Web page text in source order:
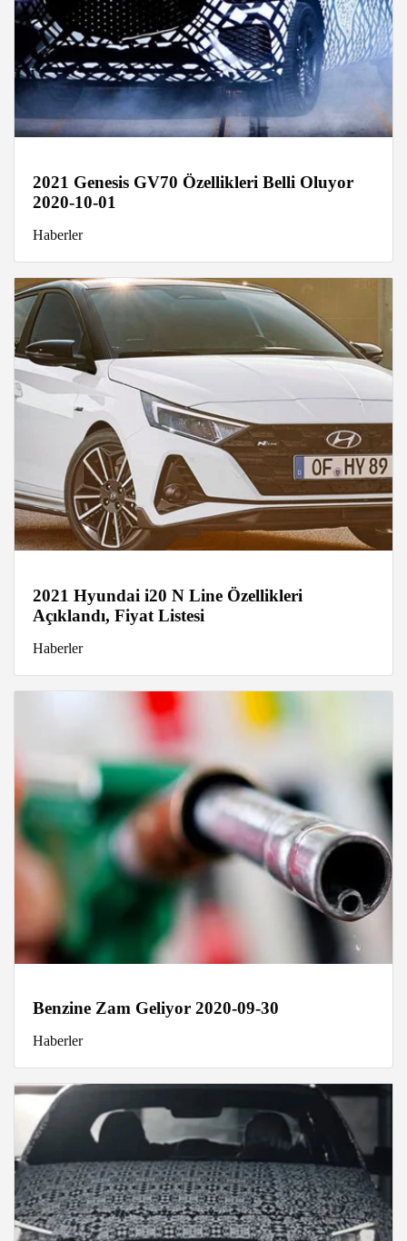
2021 Genesis GV70 Özellikleri Belli Oluyor
2020-10-01
Haberler
2021 Hyundai i20 N Line Özellikleri
Açıklandı, Fiyat Listesi
Haberler
Benzine Zam Geliyor 2020-09-30
Haberler